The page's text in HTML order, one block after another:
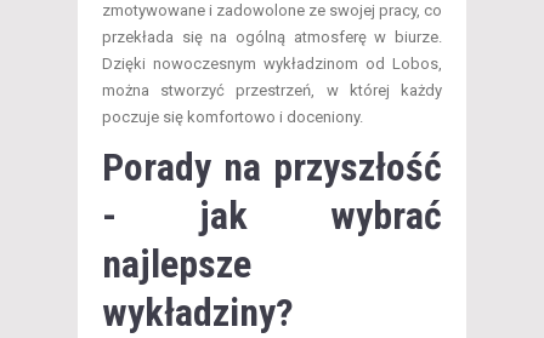
zmotywowane i zadowolone ze swojej pracy, co
przekłada się na ogólną atmosferę w biurze.
Dzięki nowoczesnym wykładzinom od Lobos,
można stworzyć przestrzeń, w której każdy
poczuje się komfortowo i doceniony.
Porady na przyszłość
- jak wybrać
najlepsze
wykładziny?